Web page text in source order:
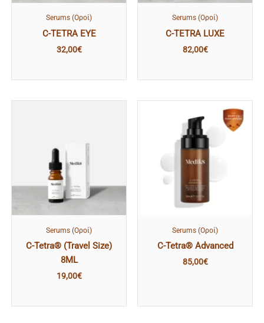
Serums (Οροί)
C-TETRA EYE
32,00€
Serums (Οροί)
C-TETRA LUXE
82,00€
Serums (Οροί)
C-Tetra® (Travel Size)
8ML
19,00€
Serums (Οροί)
C-Tetra® Advanced
85,00€